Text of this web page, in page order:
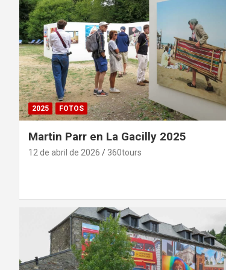
2025 FOTOS
Martin Parr en La Gacilly 2025
12 de abril de 2026 360tours